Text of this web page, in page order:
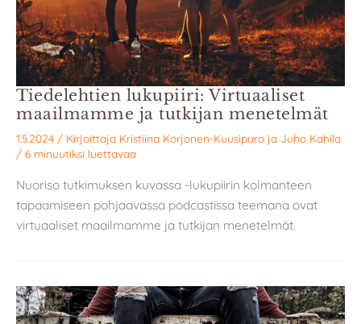
Tiedelehtien lukupiiri: Virtuaaliset
maailmamme ja tutkijan menetelmät
1.5.2024 / Kirjoittaja Kristiina Korjonen-Kuusipuro ja Juho Kahila
/ 6 minuutiksi luettavaa
Nuoriso tutkimuksen kuvassa -lukupiirin kolmanteen
tapaamiseen pohjaavassa podcastissa teemana ovat
virtuaaliset maailmamme ja tutkijan menetelmät.